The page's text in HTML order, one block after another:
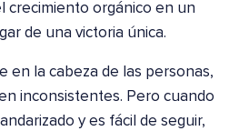
crecimiento orgánico en un
de una victoria única.
en la cabeza de las personas,
inconsistentes. Pero cuando
y es fácil de seguir,